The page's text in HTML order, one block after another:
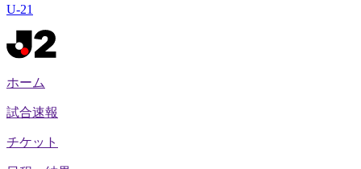
U-21
ホーム
試合速報
チケット